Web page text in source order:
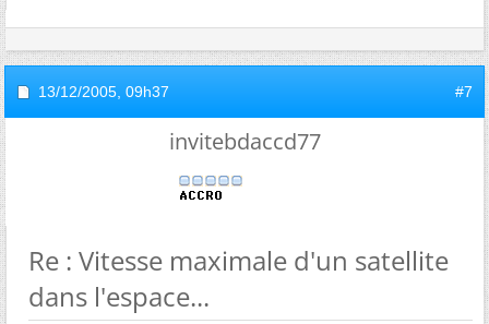
13/12/2005, 09h37 #7
invitebdaccd77
Re : Vitesse maximale d'un satellite
dans l'espace...